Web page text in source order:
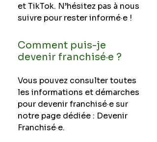
et TikTok. N’hésitez pas à nous
suivre pour rester informé·e !
Comment puis-je
devenir franchisé·e ?
Vous pouvez consulter toutes
les informations et démarches
pour devenir franchisé·e sur
notre page dédiée : Devenir
Franchisé·e.